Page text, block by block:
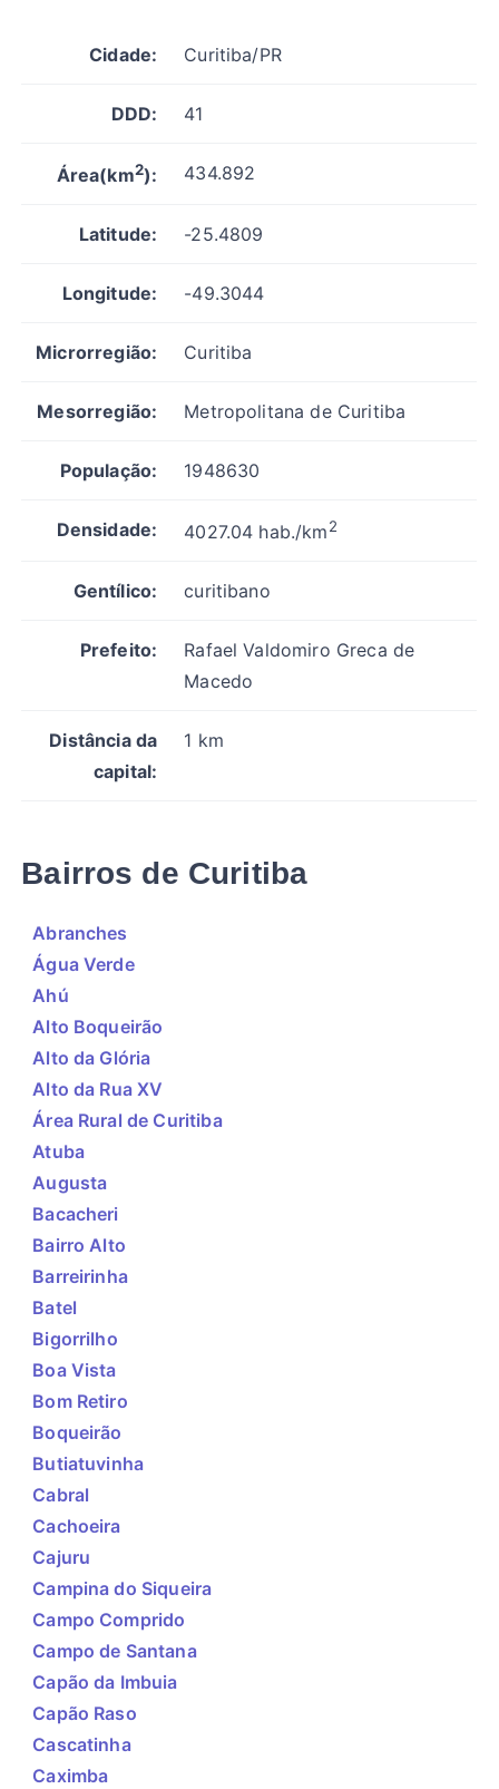
Cidade: Curitiba/PR
DDD: 41
Área(km2): 434.892
Latitude: -25.4809
Longitude: -49.3044
Microrregião: Curitiba
Mesorregião: Metropolitana de Curitiba
População: 1948630
Densidade: 4027.04 hab./km2
Gentílico: curitibano
Prefeito:
Rafael Valdomiro Greca de
Macedo
Distância da
capital:
1 km
Bairros de Curitiba
Abranches
Água Verde
Ahú
Alto Boqueirão
Alto da Glória
Alto da Rua XV
Área Rural de Curitiba
Atuba
Augusta
Bacacheri
Bairro Alto
Barreirinha
Batel
Bigorrilho
Boa Vista
Bom Retiro
Boqueirão
Butiatuvinha
Cabral
Cachoeira
Cajuru
Campina do Siqueira
Campo Comprido
Campo de Santana
Capão da Imbuia
Capão Raso
Cascatinha
Caximba